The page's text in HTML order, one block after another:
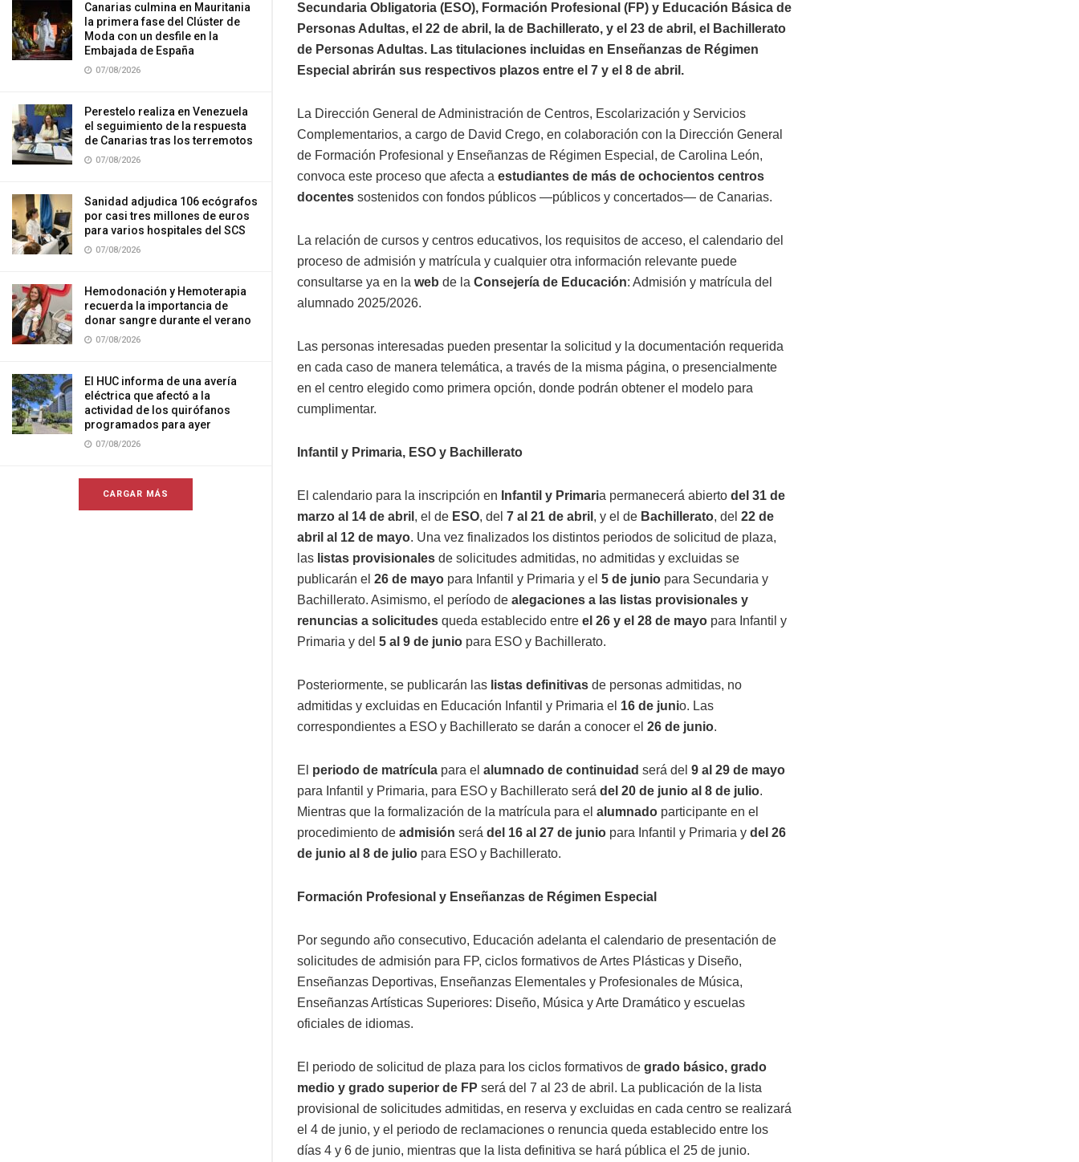
Canarias culmina en Mauritania
la primera fase del Clúster de
Moda con un desfile en la
Embajada de España
07/08/2026
Perestelo realiza en Venezuela
el seguimiento de la respuesta
de Canarias tras los terremotos
07/08/2026
Sanidad adjudica 106 ecógrafos
por casi tres millones de euros
para varios hospitales del SCS
07/08/2026
Hemodonación y Hemoterapia
recuerda la importancia de
donar sangre durante el verano
07/08/2026
El HUC informa de una avería
eléctrica que afectó a la
actividad de los quirófanos
programados para ayer
07/08/2026
CARGAR MÁS
Secundaria Obligatoria (ESO), Formación Profesional (FP) y Educación Básica de
Personas Adultas, el 22 de abril, la de Bachillerato, y el 23 de abril, el Bachillerato
de Personas Adultas. Las titulaciones incluidas en Enseñanzas de Régimen
Especial abrirán sus respectivos plazos entre el 7 y el 8 de abril.
La Dirección General de Administración de Centros, Escolarización y Servicios
Complementarios, a cargo de David Crego, en colaboración con la Dirección General
de Formación Profesional y Enseñanzas de Régimen Especial, de Carolina León,
convoca este proceso que afecta a estudiantes de más de ochocientos centros
docentes sostenidos con fondos públicos —públicos y concertados— de Canarias.
La relación de cursos y centros educativos, los requisitos de acceso, el calendario del
proceso de admisión y matrícula y cualquier otra información relevante puede
consultarse ya en la web de la Consejería de Educación: Admisión y matrícula del
alumnado 2025/2026.
Las personas interesadas pueden presentar la solicitud y la documentación requerida
en cada caso de manera telemática, a través de la misma página, o presencialmente
en el centro elegido como primera opción, donde podrán obtener el modelo para
cumplimentar.
Infantil y Primaria, ESO y Bachillerato
El calendario para la inscripción en Infantil y Primaria permanecerá abierto del 31 de
marzo al 14 de abril , el de ESO, del 7 al 21 de abril , y el de Bachillerato, del 22 de
abril al 12 de mayo. Una vez finalizados los distintos periodos de solicitud de plaza,
las listas provisionales de solicitudes admitidas, no admitidas y excluidas se
publicarán el 26 de mayo para Infantil y Primaria y el 5 de junio para Secundaria y
Bachillerato. Asimismo, el período de alegaciones a las listas provisionales y
renuncias a solicitudes queda establecido entre el 26 y el 28 de mayo para Infantil y
Primaria y del 5 al 9 de junio para ESO y Bachillerato.
Posteriormente, se publicarán las listas definitivas de personas admitidas, no
admitidas y excluidas en Educación Infantil y Primaria el 16 de junio. Las
correspondientes a ESO y Bachillerato se darán a conocer el 26 de junio.
El periodo de matrícula para el alumnado de continuidad será del 9 al 29 de mayo
para Infantil y Primaria, para ESO y Bachillerato será del 20 de junio al 8 de julio.
Mientras que la formalización de la matrícula para el alumnado participante en el
procedimiento de admisión será del 16 al 27 de junio para Infantil y Primaria y del 26
de junio al 8 de julio para ESO y Bachillerato.
Formación Profesional y Enseñanzas de Régimen Especial
Por segundo año consecutivo, Educación adelanta el calendario de presentación de
solicitudes de admisión para FP, ciclos formativos de Artes Plásticas y Diseño,
Enseñanzas Deportivas, Enseñanzas Elementales y Profesionales de Música,
Enseñanzas Artísticas Superiores: Diseño, Música y Arte Dramático y escuelas
oficiales de idiomas.
El periodo de solicitud de plaza para los ciclos formativos de grado básico, grado
medio y grado superior de FP será del 7 al 23 de abril. La publicación de la lista
provisional de solicitudes admitidas, en reserva y excluidas en cada centro se realizará
el 4 de junio, y el periodo de reclamaciones o renuncia queda establecido entre los
días 4 y 6 de junio, mientras que la lista definitiva se hará pública el 25 de junio.